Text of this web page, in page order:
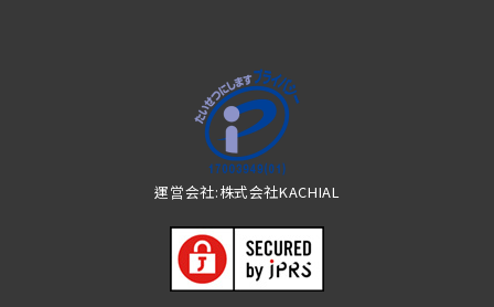
運営会社:株式会社KACHIAL